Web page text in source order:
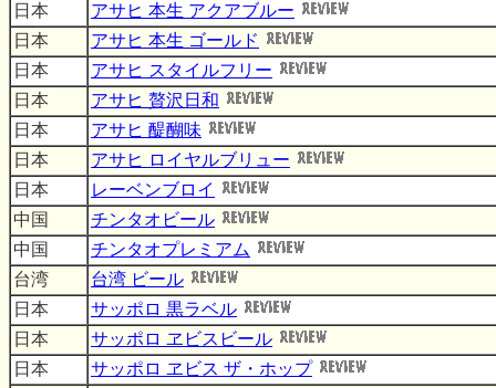
日本
アサヒ 本生 アクアブルー
日本
アサヒ 本生 ゴールド
日本
アサヒ スタイルフリー
日本
アサヒ 贅沢日和
日本
アサヒ 醍醐味
日本
アサヒ ロイヤルブリュー
日本
レーベンブロイ
中国
チンタオビール
中国
チンタオプレミアム
台湾
台湾 ビール
日本
サッポロ 黒ラベル
日本
サッポロ ヱビスビール
日本
サッポロ ヱビス ザ・ホップ